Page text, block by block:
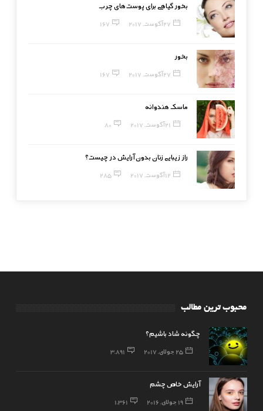
بخور گیاهی برای پوست‌های چرب
27 آگوست, 2017 167
بخور
27 آگوست, 2017 167
ماسک هندوانه
21 آگوست, 2017 80
راز زیبایی زنان بدون آرایش در چیست؟
12 آگوست, 2017 285
محبوب ترین مطالب
چگونه شاد باشیم؟
25 جولای, 2017 3,891
آرایش خاص چشم
19 جولای, 2016 1,361